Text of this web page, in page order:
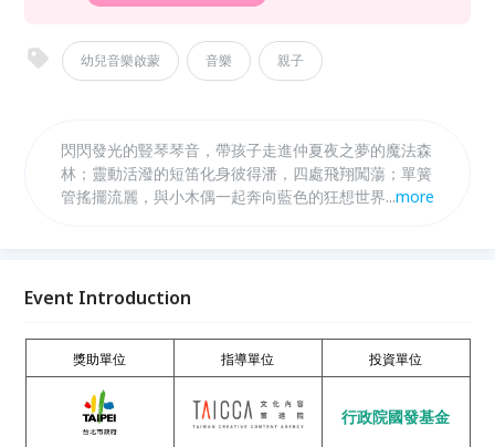
幼兒音樂啟蒙 音樂 親子
閃閃發光的豎琴琴音，帶孩子走進仲夏夜之夢的魔法森
林；靈動活潑的短笛化身彼得潘，四處飛翔闖蕩；單簧
管搖擺流麗，與小木偶一起奔向藍色的狂想世界；中提
...more
Event Introduction
獎助單位 指導單位 投資單位
行政院國發基金